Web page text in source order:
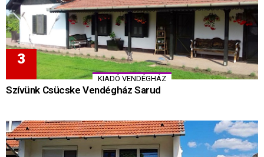
KIADÓ VENDÉGHÁZ
Szívünk Csücske Vendégház Sarud